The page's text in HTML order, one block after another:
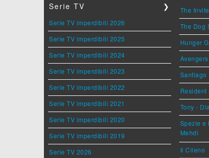
Serie TV ❯
Serie TV imperdibili 2026
Serie TV imperdibili 2025
Serie TV imperdibili 2024
Serie TV imperdibili 2023
Serie TV imperdibili 2022
Serie TV imperdibili 2021
Serie TV imperdibili 2020
Serie TV imperdibili 2019
Serie TV 2026
The
The Dog
Hunger
Santiago
Resident
Tony -
Spezie e
Mehdi
Il Cileno